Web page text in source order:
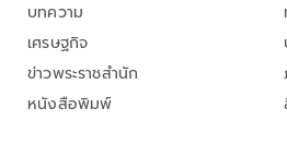
บทความ
เศรษฐกิจ
ข่าวพระราชสำนัก
หนังสือพิมพ์